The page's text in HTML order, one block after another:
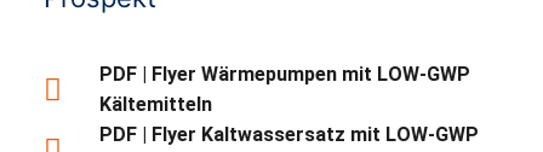
PDF | Flyer Wärmepumpen mit LOW-GWP
Kältemitteln
PDF | Flyer Kaltwassersatz mit LOW-GWP